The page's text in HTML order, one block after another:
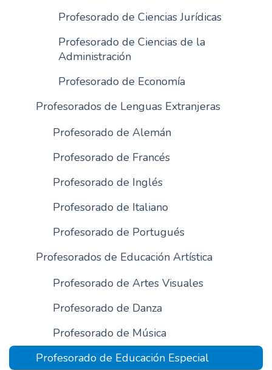
Profesorado de Ciencias Jurídicas
Profesorado de Ciencias de la
Administración
Profesorado de Economía
Profesorados de Lenguas Extranjeras
Profesorado de Alemán
Profesorado de Francés
Profesorado de Inglés
Profesorado de Italiano
Profesorado de Portugués
Profesorados de Educación Artística
Profesorado de Artes Visuales
Profesorado de Danza
Profesorado de Música
Profesorado de Educación Especial